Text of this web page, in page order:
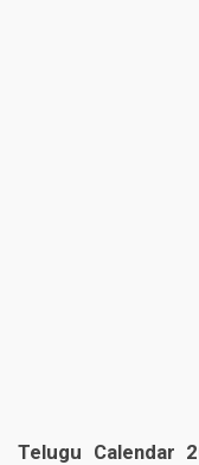
Telugu Calendar